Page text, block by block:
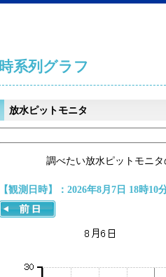
時系列グラフ
放水ピットモニタ
調べたい放水ピットモニ
【観測日時】：2026年8月7日 18時10